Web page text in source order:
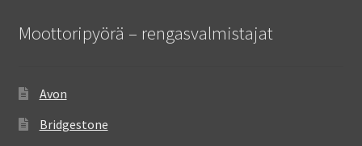
Moottoripyörä – rengasvalmistajat
Avon
Bridgestone